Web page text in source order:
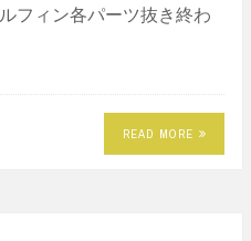
フィン各パーツ抜き終わ
READ MORE